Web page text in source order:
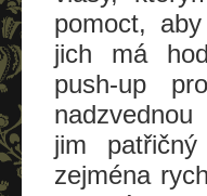
pomoct,
jich má
push-up
jim
zejména